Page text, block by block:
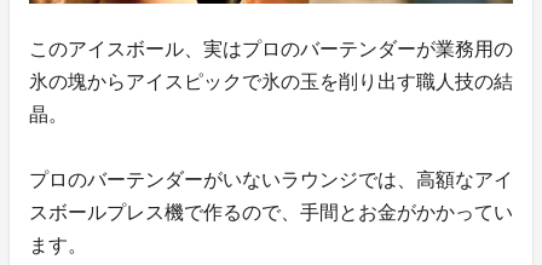
このアイスボール、実はプロのバーテンダーが業務用の
氷の塊からアイスピックで氷の玉を削り出す職人技の結
晶。
プロのバーテンダーがいないラウンジでは、高額なアイ
スボールプレス機で作るので、手間とお金がかかってい
ます。